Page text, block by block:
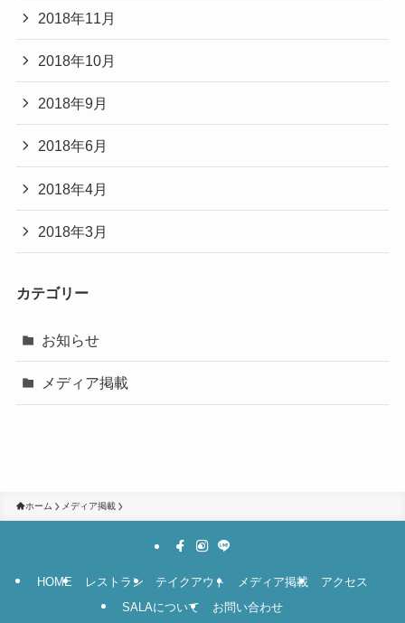
2018年11月
2018年10月
2018年9月
2018年6月
2018年4月
2018年3月
カテゴリー
お知らせ
メディア掲載
ホーム メディア掲載
HOME レストラン テイクアウト メディア掲載
アクセス
SALAについて
お問い合わせ